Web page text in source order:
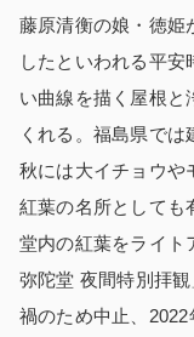
藤原清衡の娘・徳姫
したといわれる平
い曲線を描く屋根と
くれる。福島県では
秋には大イチョウや
紅葉の名所としても
堂内の紅葉をライト
弥陀堂 夜間特別拝
禍のため中止、